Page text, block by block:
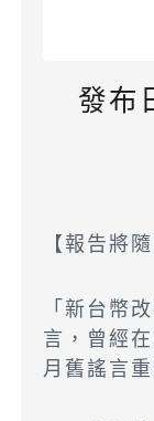
發布
【報告將
「新台幣
言，曾經
月舊謠言